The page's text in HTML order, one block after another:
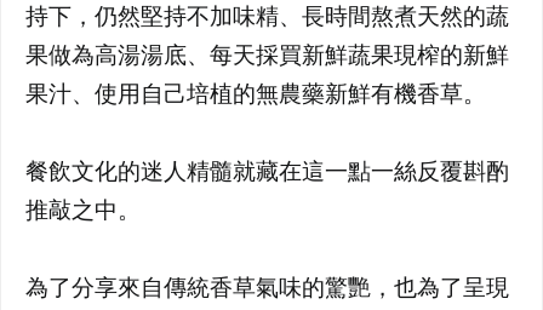
持下，仍然堅持不加味精、長時間熬煮天然的蔬
果做為高湯湯底、每天採買新鮮蔬果現榨的新鮮
果汁、使用自己培植的無農藥新鮮有機香草。
餐飲文化的迷人精髓就藏在這一點一絲反覆斟酌
推敲之中。
為了分享來自傳統香草氣味的驚艷，也為了呈現